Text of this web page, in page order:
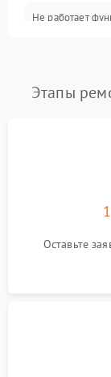
Не работает
Этапы
Оставьте